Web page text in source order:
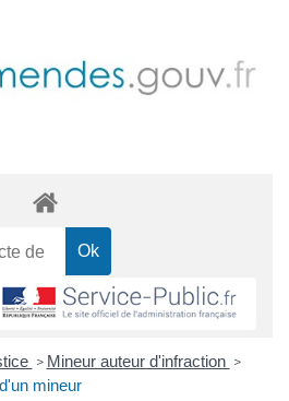
> Mineur auteur d'infraction >
mineur